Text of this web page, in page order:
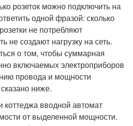
розеток можно подключить на
одной фразой: сколько
не потребляют
не создают нагрузку на сеть.
о том, чтобы суммарная
включаемых электроприборов
провода и мощности
ниже.
коттеджа вводной автомат
от выделенной мощности.